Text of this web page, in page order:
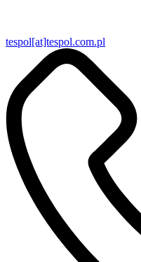
tespol[at]tespol.com.pl